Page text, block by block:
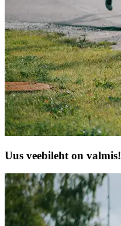
Uus veebileht on valmis!